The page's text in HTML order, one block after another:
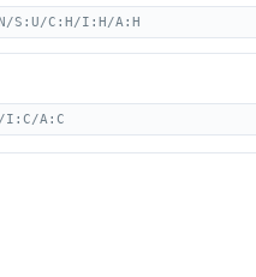
S:U/C:H/I:H/A:H
I:C/A:C